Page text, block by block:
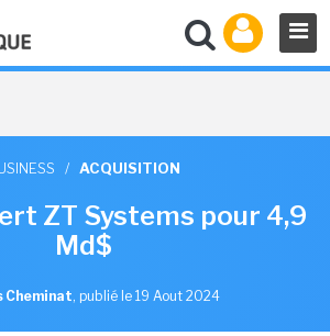
/ ACQUISITION
ZT Systems pour 4,9
Md$
Cheminat, publié le 19 Aout 2024